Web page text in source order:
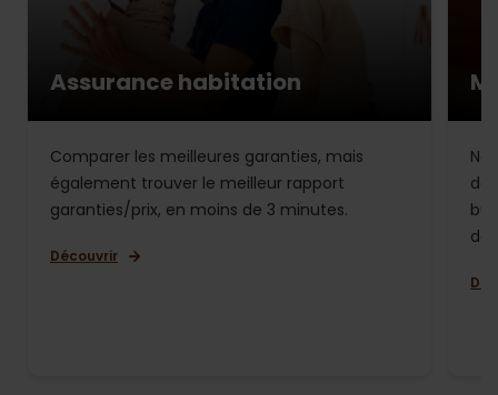
Assurance habitation
Comparer les meilleures garanties, mais
également trouver le meilleur rapport
garanties/prix, en moins de 3 minutes.
Découvrir
de
de